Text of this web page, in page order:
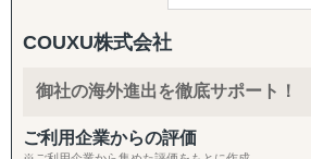
輸出・物流：
プ、現地ロジスティクス構築
現地活動：
きましょう。
・コンサルティング事業と併行して、
する自社事業群（パーソナルケア/飲
教育など）の海外展開実績に基づく、
＜支援スコープ＞
COUXU株式会社
御社の海外進出を徹底サポート！
ご利用企業からの評価